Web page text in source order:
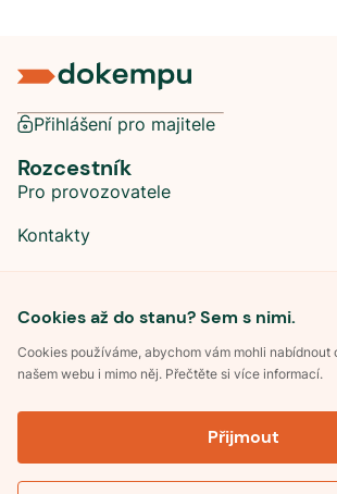
Cookies až do stanu? Sem s nimi.
Cookies používáme, abychom vám mohli nabídnout
našem webu i mimo něj. Přečtěte si více informací.
Přijmout
Přihlášení pro majitele
Rozcestník
Pro provozovatele
Kontakty
Pravidla soutěže Kemp roku